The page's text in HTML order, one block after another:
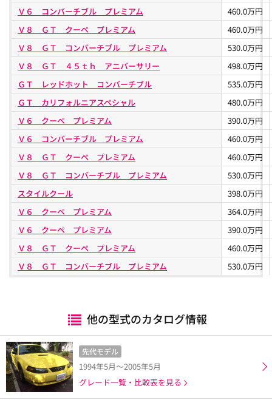
Ｖ６ コンバーチブル プレミアム
460.0万円
Ｖ８ ＧＴ クーペ プレミアム
460.0万円
Ｖ８ ＧＴ コンバーチブル プレミアム
530.0万円
Ｖ８ ＧＴ ４５ｔｈ アニバーサリー
498.0万円
ＧＴ レッドホット コンバーチブル
535.0万円
ＧＴ カリフォルニアスペシャル
480.0万円
Ｖ６ クーペ プレミアム
390.0万円
Ｖ６ コンバーチブル プレミアム
460.0万円
Ｖ８ ＧＴ クーペ プレミアム
460.0万円
Ｖ８ ＧＴ コンバーチブル プレミアム
530.0万円
スタイルクール
398.0万円
Ｖ６ クーペ プレミアム
364.0万円
Ｖ６ クーペ プレミアム
390.0万円
Ｖ８ ＧＴ クーペ プレミアム
460.0万円
Ｖ８ ＧＴ コンバーチブル プレミアム
530.0万円
他の型式のカタログ情報
先代モデル
1994年5月～2005年5月
グレード一覧・比較表を見る